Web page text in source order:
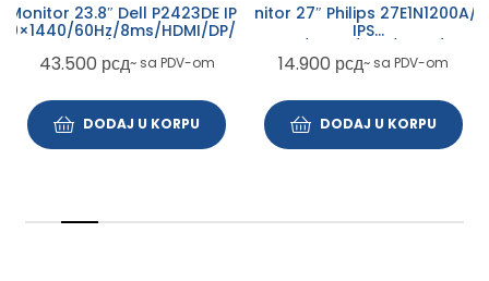
Monitor 23.8″ Dell P2423DE IPS
60Hz/8ms/HDMI/DP/USB-
43.500 рсд~ sa PDV-om
DODAJ U KORPU
Monitor 27″ Philips 27E1N1200A/
IPS
14.900 рсд~ sa PDV-om
DODAJ U KORPU